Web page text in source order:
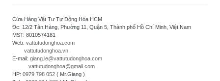
Cửa Hàng Vật Tư Tự Động Hóa HCM
Đc: 12/2 Tân Hàng, Phường 11, Quận 5, Thành phố Hồ Chí Minh, Việt Nam
MST: 8010574181
Web: vattutudonghoa.com
vattutudonghoa.vn
E-mail: giang.le@vattutudonghoa.com
vattutudonghoa@gmail.com
HP: 0979 798 052 ( Mr.Giang )